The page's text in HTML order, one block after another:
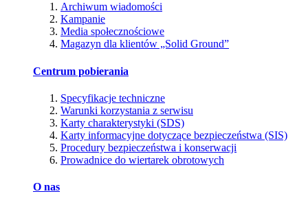
Archiwum wiadomości
Kampanie
Media społecznościowe
Magazyn dla klientów „Solid Ground”
Centrum pobierania
Specyfikacje techniczne
Warunki korzystania z serwisu
Karty charakterystyki (SDS)
Karty informacyjne dotyczące bezpieczeństwa (SIS)
Procedury bezpieczeństwa i konserwacji
Prowadnice do wiertarek obrotowych
O nas